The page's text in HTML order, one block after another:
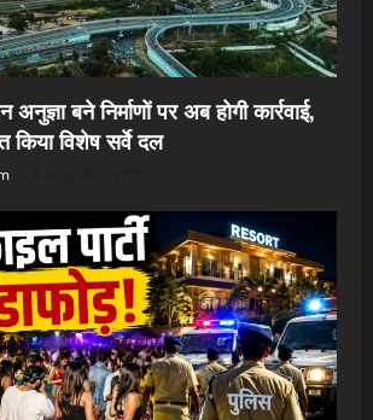
अनुज्ञा बने निर्माणों पर अब होगी कार्रवाई,
किया विशेष सर्वे दल